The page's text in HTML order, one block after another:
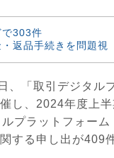
で303件
返品手続きを問題視
、「取引デジタル
し、2024年度上
プラットフォー
する申し出が409